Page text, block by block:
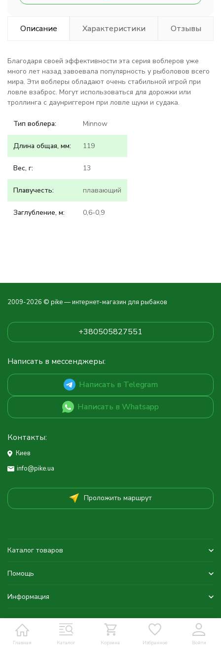
Описание Характеристики Отзывы
Благодаря своей эффективности эта серия воблеров уже
много лет назад завоевала популярность у рыболовов всего
мира. Эти воблеры обладают очень стабильной игрой при
ловле взаброс. Могут использоваться для дорожки или
троллинга с даунриггером при ловле щуки и судака.
Тип воблера: Minnow
Длина общая, мм: 119
Вес, г: 13
Плавучесть: плавающий
Заглубление, м: 0,6-0,9
Главная Каталог Корзина Избранное Войти
2009-2026 © pike — интернет-магазин для рыбаков
+380505827551
Написать в мессенджеры:
Написать в Telegram
Написать в Whatsapp
Контакты:
Киев
info@pike.ua
Проложить маршрут
Каталог товаров
Помощь
Информация